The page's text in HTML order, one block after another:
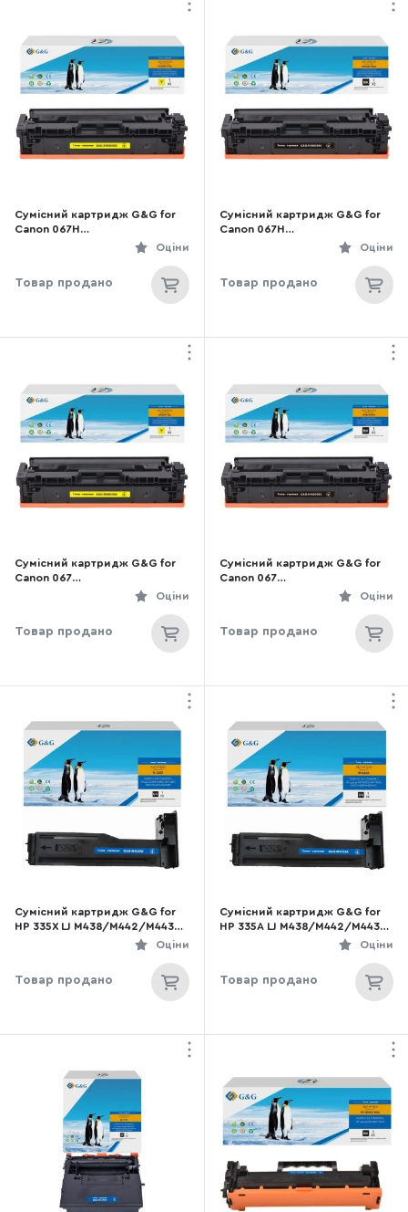
Сумісний картридж G&G for
Canon 067H
MF651Cw/MF655Cdw/MF657Cd
Оціни
Товар продано
Сумісний картридж G&G for
Canon 067H
MF651Cw/MF655Cdw/MF657Cd
Оціни
Товар продано
Сумісний картридж G&G for
Canon 067
MF651Cw/MF655Cdw/MF657Cd
Оціни
Товар продано
Сумісний картридж G&G for
Canon 067
MF651Cw/MF655Cdw/MF657Cd
Оціни
Товар продано
Сумісний картридж G&G for
HP 335X LJ M438/M442/M443
13.7k Black (G&G-W1335X)
Оціни
Товар продано
Сумісний картридж G&G for
HP 335A LJ M438/M442/M443
7.4k Black (G&G-W1335A)
Оціни
Товар продано